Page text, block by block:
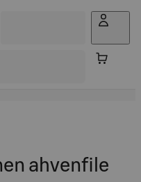
ahvenfile